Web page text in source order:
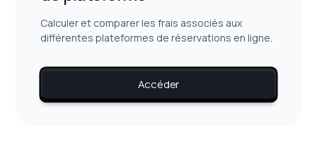
Calculer et comparer les frais associés aux
différentes plateformes de réservations en ligne.
Accéder